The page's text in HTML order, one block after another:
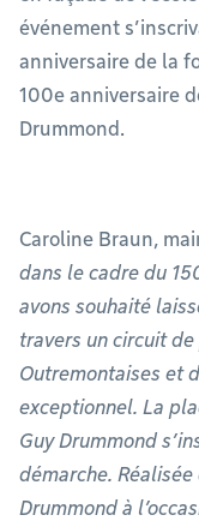
événement
anniversaire de la
100e anniversaire
Drummond.
Caroline Braun,
dans le cadre du
avons souhaité
travers un circuit
Outremontaises et
exceptionnel. La
Guy Drummond
démarche.
Drummond à